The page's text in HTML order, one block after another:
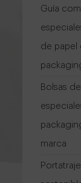
Guía
de papel
Bolsas
marca